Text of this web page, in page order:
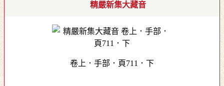
精嚴新集大藏音
卷上．手部．頁711．下